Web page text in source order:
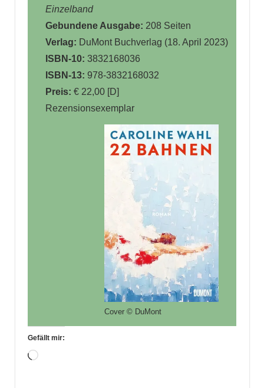
Einzelband
Gebundene Ausgabe: 208 Seiten
Verlag: DuMont Buchverlag (18. April 2023)
ISBN-10: 3832168036
ISBN-13: 978-3832168032
Preis: € 22,00 [D]
Rezensionsexemplar
Cover © DuMont
Gefällt mir:
Wird